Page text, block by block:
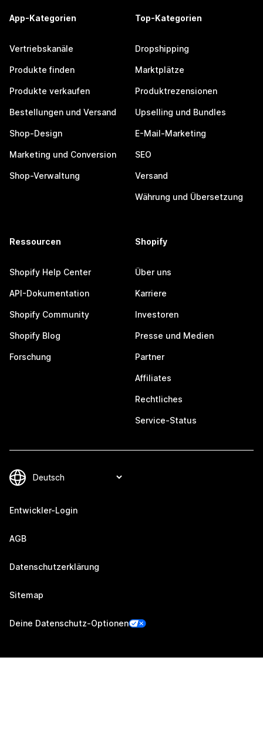
App-Kategorien
Vertriebskanäle
Produkte finden
Produkte verkaufen
Bestellungen und Versand
Shop-Design
Marketing und Conversion
Shop-Verwaltung
Top-Kategorien
Dropshipping
Marktplätze
Produktrezensionen
Upselling und Bundles
E-Mail-Marketing
SEO
Versand
Währung und Übersetzung
Ressourcen
Shopify Help Center
API-Dokumentation
Shopify Community
Shopify Blog
Forschung
Shopify
Über uns
Karriere
Investoren
Presse und Medien
Partner
Affiliates
Rechtliches
Service-Status
Entwickler-Login
AGB
Datenschutzerklärung
Sitemap
Deine Datenschutz-Optionen